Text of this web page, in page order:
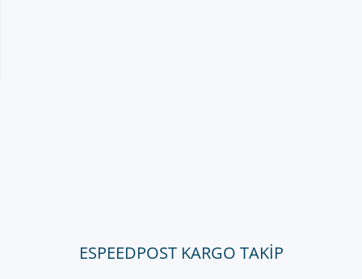
ESPEEDPOST KARGO TAKIP